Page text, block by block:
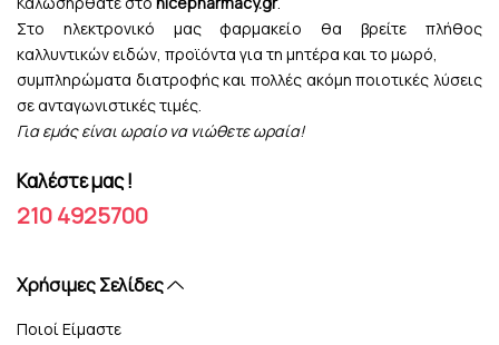
Στο ηλεκτρονικό μας φαρμακείο θα βρείτε πλήθος
καλλυντικών ειδών, προϊόντα για τη μητέρα και το μωρό,
συμπληρώματα διατροφής και πολλές ακόμη ποιοτικές λύσεις
σε ανταγωνιστικές τιμές.
Για εμάς είναι ωραίο να νιώθετε ωραία!
Καλέστε μας !
210 4925700
Xρήσιμες Σελίδες
Ποιοί Είμαστε